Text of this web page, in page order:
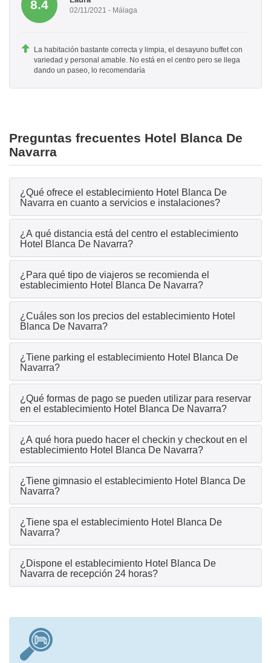
8.4 02/11/2021 - Málaga
La habitación bastante correcta y limpia, el desayuno buffet con
variedad y personal amable. No está en el centro pero se llega
dando un paseo, lo recomendaría
Preguntas frecuentes Hotel Blanca De
Navarra
¿Qué ofrece el establecimiento Hotel Blanca De
Navarra en cuanto a servicios e instalaciones?
¿A qué distancia está del centro el establecimiento
Hotel Blanca De Navarra?
¿Para qué tipo de viajeros se recomienda el
establecimiento Hotel Blanca De Navarra?
¿Cuáles son los precios del establecimiento Hotel
Blanca De Navarra?
¿Tiene parking el establecimiento Hotel Blanca De
Navarra?
¿Qué formas de pago se pueden utilizar para reservar
en el establecimiento Hotel Blanca De Navarra?
¿A qué hora puedo hacer el checkin y checkout en el
establecimiento Hotel Blanca De Navarra?
¿Tiene gimnasio el establecimiento Hotel Blanca De
Navarra?
¿Tiene spa el establecimiento Hotel Blanca De
Navarra?
¿Dispone el establecimiento Hotel Blanca De
Navarra de recepción 24 horas?